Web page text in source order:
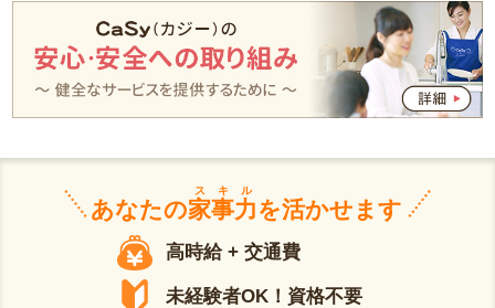
あなたの家事力
スキル
を活かせます
高時給 + 交通費
未経験者OK！資格不要